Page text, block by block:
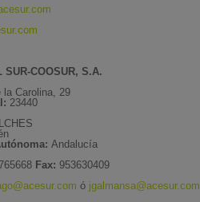
SUR-COOSUR, S.A.
la Carolina, 29
23440
Andalucía
Fax: 953630409
ó jgalmansa@acesur.com